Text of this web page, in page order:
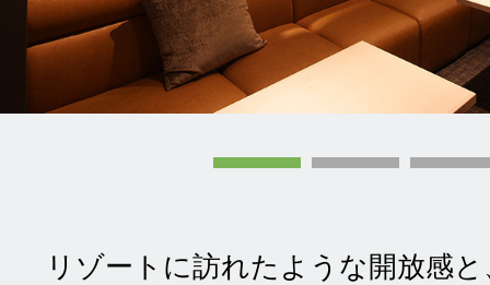
リゾートに訪れたような開放感